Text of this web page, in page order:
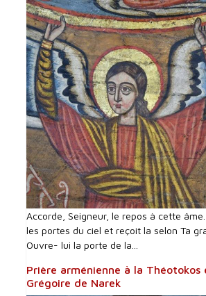
Accorde, Seigneur, le repos à cette
les portes du ciel et reçoit la selon Ta
Ouvre- lui la porte de la...
Prière arménienne à la Théotokos
Grégoire de Narek